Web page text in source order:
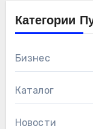
Категории
Бизнес
Каталог
Новости